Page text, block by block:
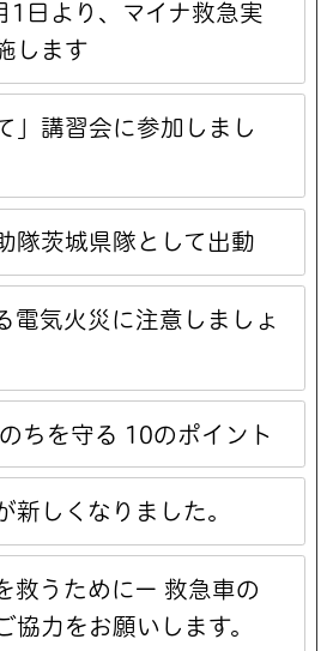
1日より、マイナ救急実
します
」講習会に参加しまし
隊茨城県隊として出動
電気火災に注意しましょ
ちを守る 10のポイント
新しくなりました。
救うためにー 救急車の
協力をお願いします。